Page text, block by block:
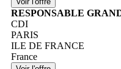
RESPONSABLE
CDI
PARIS
ILE DE FRANCE
France